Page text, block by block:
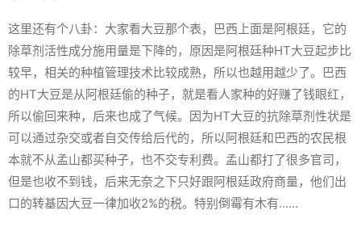
这里还有个八卦：大家看大豆那个表，巴西上面是阿根廷，它的
除草剂活性成分施用量是下降的，原因是阿根廷种HT大豆起步比
较早，相关的种植管理技术比较成熟，所以也越用越少了。巴西
的HT大豆是从阿根廷偷的种子，就是看人家种的好赚了钱眼红，
所以偷回来种，后来也成了气候。因为HT大豆的抗除草剂性状是
可以通过杂交或者自交传给后代的，所以阿根廷和巴西的农民根
本就不从孟山都买种子，也不交专利费。孟山都打了很多官司，
但是也收不到钱，后来无奈之下只好跟阿根廷政府商量，他们出
口的转基因大豆一律加收2%的税。特别倒霉有木有……